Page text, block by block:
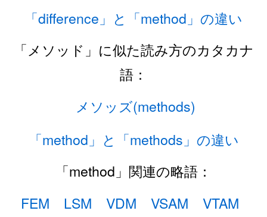
「difference」と「method」の違い
「メソッド」に似た読み方のカタカナ
語：
メソッズ(methods)
「method」と「methods」の違い
「method」関連の略語：
FEM
LSM VDM VSAM
VTAM